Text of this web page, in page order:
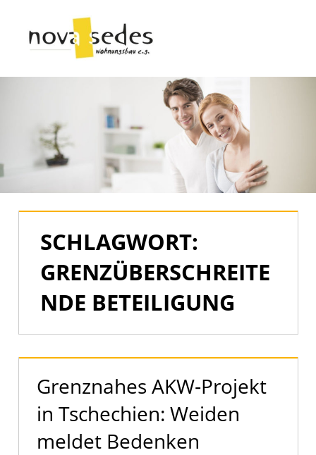
Inhalt
springen
Nova
Der
offizielle
SCHLAGWORT:
GRENZÜBERSCHREITE
NDE BETEILIGUNG
Grenznahes AKW‑Projekt
in Tschechien: Weiden
meldet Bedenken